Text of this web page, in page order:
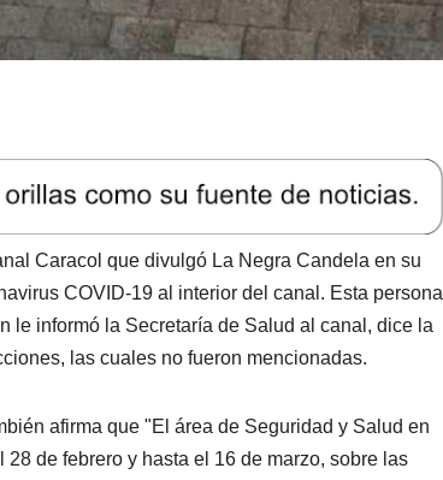
Caracol que divulgó La Negra Candela en su
COVID-19 al interior del canal. Esta persona
le informó la Secretaría de Salud al canal, dice la
las cuales no fueron mencionadas.
afirma que "El área de Seguridad y Salud en
de febrero y hasta el 16 de marzo, sobre las